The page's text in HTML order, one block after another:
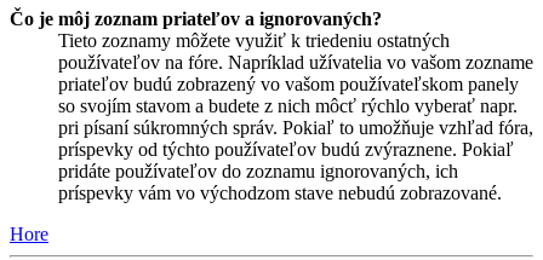
Čo je môj zoznam priateľov a ignorovaných?
Tieto zoznamy môžete využiť k triedeniu ostatných
používateľov na fóre. Napríklad užívatelia vo vašom zozname
priateľov budú zobrazený vo vašom používateľskom panely
so svojím stavom a budete z nich môcť rýchlo vyberať napr.
pri písaní súkromných správ. Pokiaľ to umožňuje vzhľad fóra,
príspevky od týchto používateľov budú zvýraznene. Pokiaľ
pridáte používateľov do zoznamu ignorovaných, ich
príspevky vám vo východzom stave nebudú zobrazované.
Hore